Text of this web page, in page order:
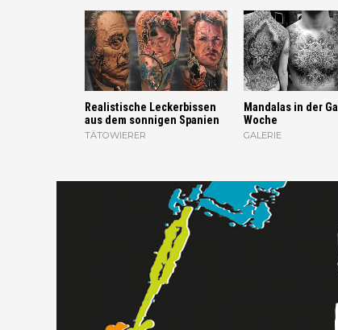
Realistische Leckerbissen
aus dem sonnigen Spanien
TÄTOWIERER
Mandalas in der
Woche
GALERIE